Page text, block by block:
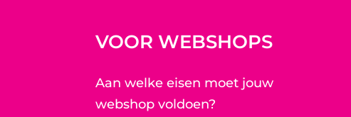
VOOR WEBSHOPS
Aan welke eisen moet jouw
webshop voldoen?